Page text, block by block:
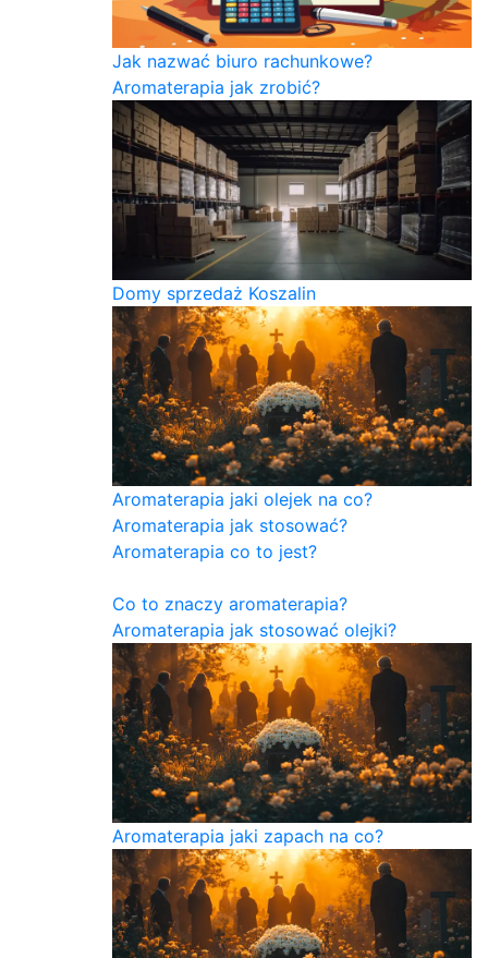
Jak nazwać biuro rachunkowe?
Aromaterapia jak zrobić?
Domy sprzedaż Koszalin
Aromaterapia jaki olejek na co?
Aromaterapia jak stosować?
Aromaterapia co to jest?
Co to znaczy aromaterapia?
Aromaterapia jak stosować olejki?
Aromaterapia jaki zapach na co?